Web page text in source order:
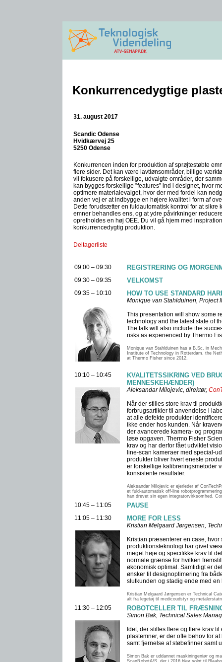
Konkurrencedygtige
31. august 2017
Scandic Odense
Hvidkærvej 25
5250 Odense
Konkurrencen inden for produktion af sprøjtestøbte
flere sider. Det kan være lavtlønsområder, billige
vil fokusere på forskellige, udvalgte områder, der
kan bygges forskellige ”features” ind i designet, hvor
optimere materialevalget, hvor der med fordel kan
anden vej er at indbygge en højere kvalitet i form af
Dette forudsætter en fuldautomatisk kontrol for at sikre
emner behandles ens, og at ydre påvirkninger
opretholdes en høj OEE. Du vil gå hjem med
konkurrencedygtig produktion.
Deltagerliste
09:00 – 09:30 REGISTRERING OG
09:30 – 09:35 VELKOMST
09:35 – 10:10 HOW TO USE STANDARD
Monique van Stahlduinen, Project
This presentation will show some
technology and the latest state of
The talk will also include the
risks as experienced by Thermo
Monique van Stahlduinen has a B.Sc. in
Institute of Technology in Rotterdam, the
at Thermo Fisher since 2012.
10:10 – 10:45
KVALITETSSIKRING VED
MENNESKEHÆNDER)
Aleksandar Milojevic, direktør,
Når der stilles store krav til
forbrugsartikler til anvendelse i
at alle defekte produkter
ikke ender hos kunden. Når
der avancerede kamera- og
løse opgaven. Thermo Fisher
krav og har derfor fået udviklet
line-scan kameraer med special-
produkter bliver hvert eneste
er forskellige kalibreringsmetoder
konsistente resultater.
Aleksandar Milojevic er ejerleder af
et fuld-automatisk off-line
han drevet sin egen integratorvirksomhed,
10:45 – 11:05 PAUSE
11:05 – 11:30 MORE FOR LESS
Kristian Melgaard Jørgensen,
Kristian præsenterer en case, hvor
produktionsteknologi har givet
meget høje og specifikke krav til
normale grænse for hvilken
økonomisk optimal. Samtidigt er
ønsker til designoptimering fra
slutkunden og stadig ende med
Kristian Melgaard Jørgensen er Technical
alt fra legetøj til medicoudstyr og
11:30 – 12:05 ROBOTCELLER TIL
Simon Bak, Technical Sales
Idet, der stilles flere og flere krav
plastemner, er der ofte behov for
samt fjernelse af støbefinner samt
Simon Bak er uddannet maskiningeniør og
ScanRobotA/S, der i 2016 blev solgt til